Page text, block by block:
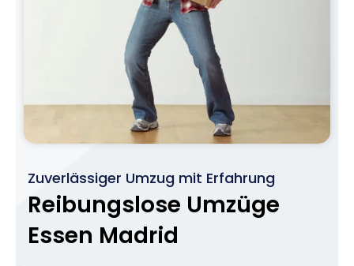
Zuverlässiger Umzug mit Erfahrung
Reibungslose Umzüge
Essen Madrid